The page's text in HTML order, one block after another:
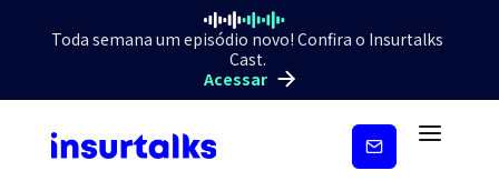
Toda semana um episódio novo! Confira o Insurtalks
Cast.
Acessar
Inscreva-